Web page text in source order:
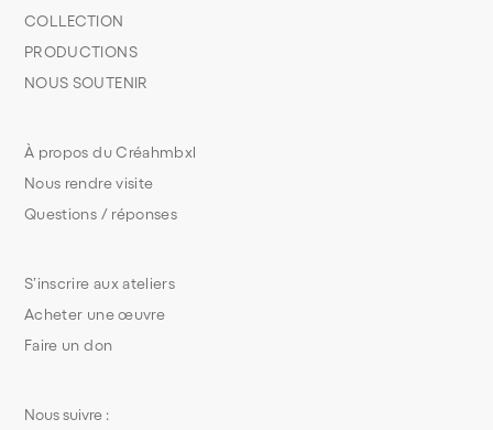
S’inscrire aux ateliers
Acheter une œuvre
Faire un don
À propos du Créahmbxl
Nous rendre visite
Questions / réponses
COLLECTION
PRODUCTIONS
NOUS SOUTENIR
Nous suivre :